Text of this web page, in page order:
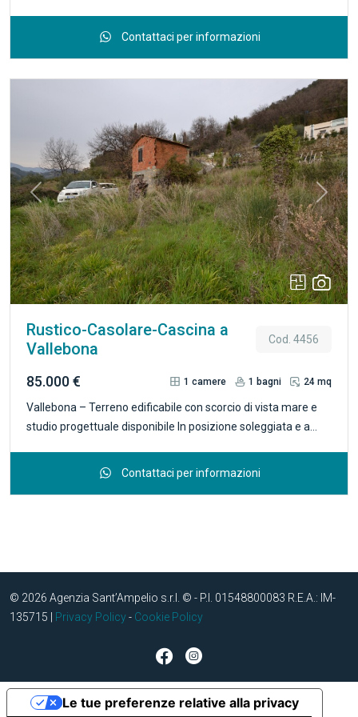
Contattaci per informazioni
Previous Next
Rustico-Casolare-Cascina a
Vallebona
Cod. 4456
85.000 € 1camere 1 bagni 24 mq
Vallebona – Terreno edificabile con scorcio di vista mare e
studio progettuale disponibile In posizione soleggiata e a
vendita un terreno edificabile pianeggiante di circa 2.200 mq,
piano. All'interno del terreno è presente un fabbricato rurale
(rustico) di circa 24 mq, disposto su due livelli, un elemento
offre un'interessante opportunità per realizzare una villa
dei servizi e la vicinanza alla costa. Tra i punti di forza della
Contattaci per informazioni
© 2026 Agenzia Sant’Ampelio s.r.l. © - P.I. 01548800083 R.E.A.: IM-
135715 |
Privacy Policy- Cookie Policy
Le tue preferenze relative alla privacy